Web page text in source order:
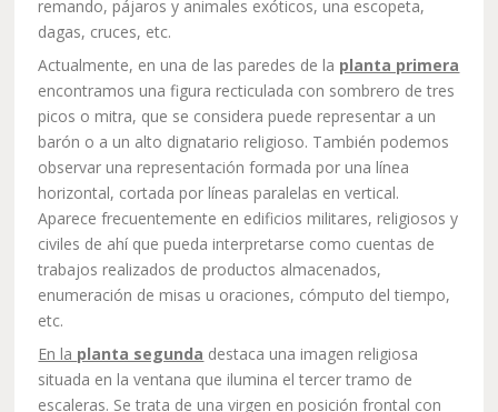
remando, pájaros y animales exóticos, una escopeta,
dagas, cruces, etc.
Actualmente, en una de las paredes de la planta primera
encontramos una figura recticulada con sombrero de tres
picos o mitra, que se considera puede representar a un
barón o a un alto dignatario religioso. También podemos
observar una representación formada por una línea
horizontal, cortada por líneas paralelas en vertical.
Aparece frecuentemente en edificios militares, religiosos y
civiles de ahí que pueda interpretarse como cuentas de
trabajos realizados de productos almacenados,
enumeración de misas u oraciones, cómputo del tiempo,
etc.
En la planta segunda destaca una imagen religiosa
situada en la ventana que ilumina el tercer tramo de
escaleras. Se trata de una virgen en posición frontal con